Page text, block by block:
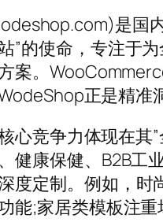
是国
”的使命，专注于
案。
正是精准
心竞争力体现在其
健康保健、B2B工
度定制。例如，
能;家居类模板注